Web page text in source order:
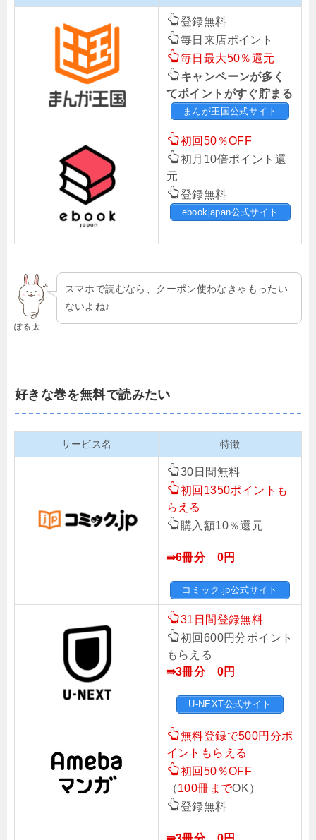
登録無料
毎日来店ポイント
毎日最大50％還元
キャンペーンが多く
てポイントがすぐ貯まる
まんが王国公式サイト
初回50％OFF
初月10倍ポイント還
元
登録無料
ebookjapan公式サイト
ぽる太
スマホで読むなら、クーポン使わなきゃもったい
ないよね♪
好きな巻を無料で読みたい
サービス名 特徴
30日間無料
初回1350ポイントも
らえる
購入額10％還元
⇛6冊分 0円
コミック.jp公式サイト
31日間登録無料
初回600円分ポイント
もらえる
⇛3冊分 0円
U-NEXT公式サイト
無料登録で500円分ポ
イントもらえる
初回50％OFF
（100冊までOK）
登録無料